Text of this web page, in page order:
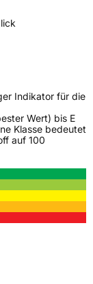
Indikator für die
Wert) bis E
Klasse bedeutet
auf 100